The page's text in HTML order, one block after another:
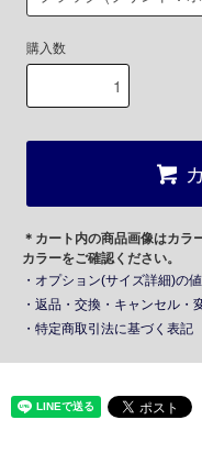
購入数
＊カート内の商品画像はカラ
カラーをご確認ください。
・オプション(サイズ詳細)の
・返品・交換・キャンセル・
・特定商取引法に基づく表記